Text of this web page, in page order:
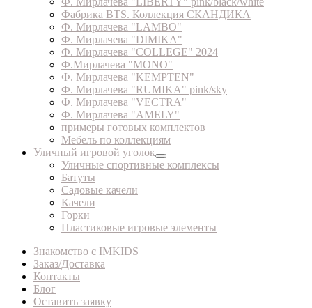
Фабрика BTS. Коллекция СКАНДИКА
Ф. Мирлачева "LAMBO"
Ф. Мирлачева "DIMIKA"
Ф. Мирлачева "COLLEGE" 2024
Ф.Мирлачева "MONO"
Ф. Мирлачева "KEMPTEN"
Ф. Мирлачева "RUMIKA" pink/sky
Ф. Мирлачева "VECTRA"
Ф. Мирлачева "AMELY"
примеры готовых комплектов
Мебель по коллекциям
Уличный игровой уголок
Уличные спортивные комплексы
Батуты
Садовые качели
Качели
Горки
Пластиковые игровые элементы
Знакомство с IMKIDS
Заказ/Доставка
Контакты
Блог
Оставить заявку